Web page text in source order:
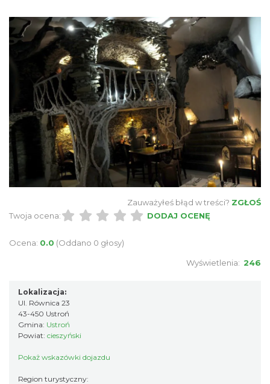
Zauważyłeś błąd w treści? ZGŁOŚ
Twoja ocena:
DODAJ OCENĘ
Ocena: 0.0 (Oddano 0 głosy)
Wyświetlenia: 246
Lokalizacja:
Ul. Równica 23
43-450 Ustroń
Gmina: Ustroń
Powiat: cieszyński
Pokaż wskazówki dojazdu
Region turystyczny: